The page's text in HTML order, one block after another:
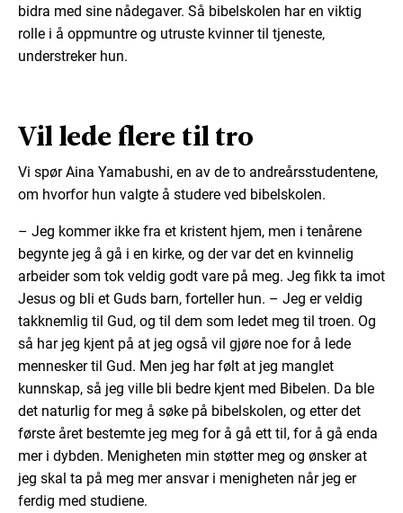
bidra med sine nådegaver. Så bibelskolen har en viktig
rolle i å oppmuntre og utruste kvinner til tjeneste,
understreker hun.
Vil lede flere til tro
Vi spør Aina Yamabushi, en av de to andreårsstudentene,
om hvorfor hun valgte å studere ved bibelskolen.
– Jeg kommer ikke fra et kristent hjem, men i tenårene
begynte jeg å gå i en kirke, og der var det en kvinnelig
arbeider som tok veldig godt vare på meg. Jeg fikk ta imot
Jesus og bli et Guds barn, forteller hun. – Jeg er veldig
takknemlig til Gud, og til dem som ledet meg til troen. Og
så har jeg kjent på at jeg også vil gjøre noe for å lede
mennesker til Gud. Men jeg har følt at jeg manglet
kunnskap, så jeg ville bli bedre kjent med Bibelen. Da ble
det naturlig for meg å søke på bibelskolen, og etter det
første året bestemte jeg meg for å gå ett til, for å gå enda
mer i dybden. Menigheten min støtter meg og ønsker at
jeg skal ta på meg mer ansvar i menigheten når jeg er
ferdig med studiene.